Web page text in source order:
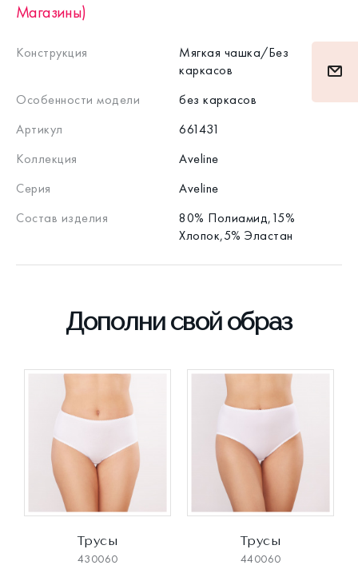
Магазины)
Конструкция
Мягкая чашка/Без
каркасов
Особенности модели
без каркасов
Артикул
661431
Коллекция
Aveline
Серия
Aveline
Состав изделия
80% Полиамид,15%
Хлопок,5% Эластан
Дополни свой образ
Трусы
430060
Трусы
440060